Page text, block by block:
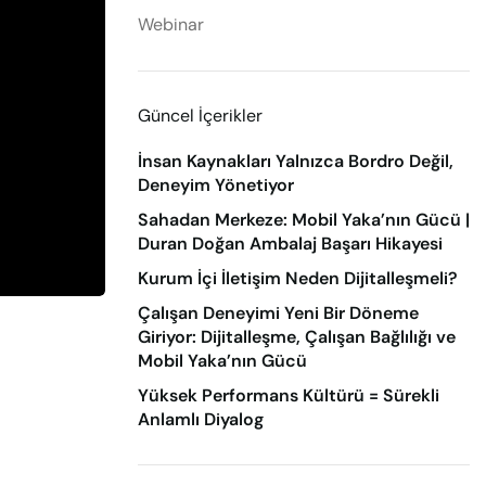
Webinar
Güncel İçerikler
İnsan Kaynakları Yalnızca Bordro Değil,
Deneyim Yönetiyor
Sahadan Merkeze: Mobil Yaka’nın Gücü |
Duran Doğan Ambalaj Başarı Hikayesi
Kurum İçi İletişim Neden Dijitalleşmeli?
Çalışan Deneyimi Yeni Bir Döneme
Giriyor: Dijitalleşme, Çalışan Bağlılığı ve
Mobil Yaka’nın Gücü
Yüksek Performans Kültürü = Sürekli
Anlamlı Diyalog